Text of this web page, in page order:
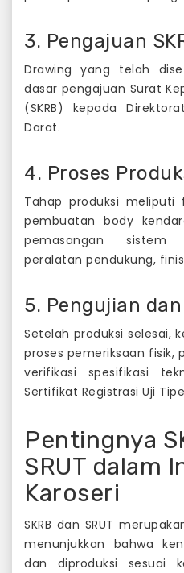
3. Pengajuan
Drawing yang telah
dasar pengajuan Surat
(SKRB) kepada
Darat.
4. Proses
Tahap produksi
pembuatan body
pemasangan sistem
peralatan pendukung,
5. Pengujian dan
Setelah produksi selesai,
proses pemeriksaan fisik,
verifikasi spesifikasi
Sertifikat Registrasi Uji
Pentingnya
SRUT dalam
Karoseri
SKRB dan SRUT
menunjukkan bahwa
dan diproduksi sesuai